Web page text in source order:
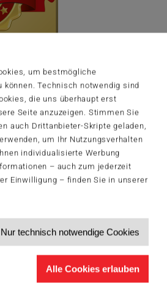
um bestmögliche
können. Technisch notwendig sind
die uns überhaupt erst
Seite anzuzeigen. Stimmen Sie
auch Drittanbieter-Skripte geladen,
um Ihr Nutzungsverhalten
individualisierte Werbung
– auch zum jederzeit
Einwilligung – finden Sie in unserer
Nur technisch notwendige Cookies
Alle Cookies erlauben
the Pooh" works by A.A. Milne and
II © 2013 Thomas Kinkade Studios
Newsletter
Willkommensrabatt sichern
zu Neuheiten, Trends und aktuellen
Sortimentserweiterungen
aus der Spielewelt
und Aktionen